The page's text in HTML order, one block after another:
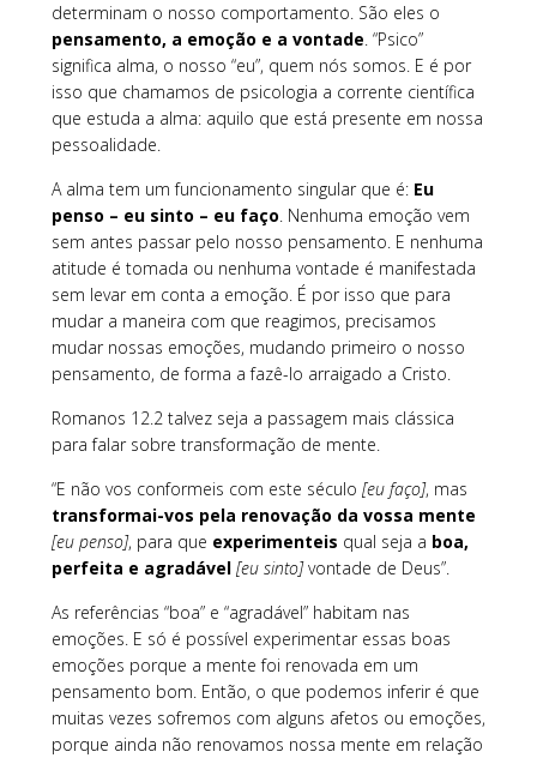
determinam o nosso comportamento. São eles o
pensamento, a emoção e a vontade. “Psico”
significa alma, o nosso “eu”, quem nós somos. E é por
isso que chamamos de psicologia a corrente científica
que estuda a alma: aquilo que está presente em nossa
pessoalidade.
A alma tem um funcionamento singular que é: Eu
penso – eu sinto – eu faço. Nenhuma emoção vem
sem antes passar pelo nosso pensamento. E nenhuma
atitude é tomada ou nenhuma vontade é manifestada
sem levar em conta a emoção. É por isso que para
mudar a maneira com que reagimos, precisamos
mudar nossas emoções, mudando primeiro o nosso
pensamento, de forma a fazê-lo arraigado a Cristo.
Romanos 12.2 talvez seja a passagem mais clássica
para falar sobre transformação de mente.
“E não vos conformeis com este século [eu faço], mas
transformai-vos pela renovação da vossa mente
[eu penso], para que experimenteis qual seja a boa,
perfeita e agradável [eu sinto]vontade de Deus”.
As referências “boa” e “agradável” habitam nas
emoções. E só é possível experimentar essas boas
emoções porque a mente foi renovada em um
pensamento bom. Então, o que podemos inferir é que
muitas vezes sofremos com alguns afetos ou emoções,
porque ainda não renovamos nossa mente em relação